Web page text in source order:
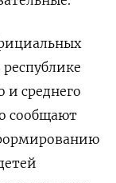
республике
и среднего
сообщают